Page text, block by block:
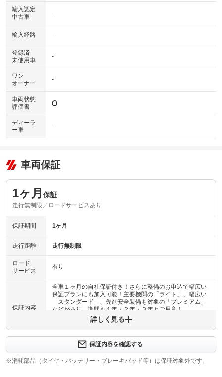
輸入認定
中古車
-
輸入経路 -
登録済
未使用車
-
ワン
オーナー
-
車両状態
評価書
ディーラ
ー車
-
車両保証
1ヶ月 保証
走行無制限／ロードサービスあり
保証期間 1ヶ月
走行距離 走行無制限
ロード
サービス
有り
保証内容
全車１ヶ月の自社保証付き！さらに整備のお申込で幅広い
保証プランにも加入可能！主要機関の「ライト」、幅広い
「スタンダード」、先進安全装備も対象の「プレミアム」
などがあり、期間も１年・２年・３年とご用意！
保証項目
自社保証とライトプランは「エンジンや動力系主要６０部
品」、スタンダードプランは「ライトプラン＋電装や足回
詳しく見る
保証内容を確認する
※消耗部品（タイヤ・バッテリー・ブレーキパッド等）は保証対象外です。